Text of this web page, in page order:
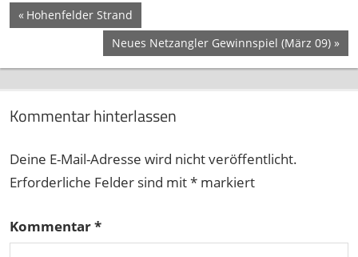
ANGELN
SCHWEDEN
SMALAND
Beitragsnavigation
Vorheriger
Beitrag:
Hohenfelder Strand
Nächster
Neues Netzangler Gewinnspiel (März 09)
Kommentar hinterlassen
Deine E-Mail-Adresse wird nicht veröffentlicht.
Erforderliche Felder sind mit*markiert
Kommentar*